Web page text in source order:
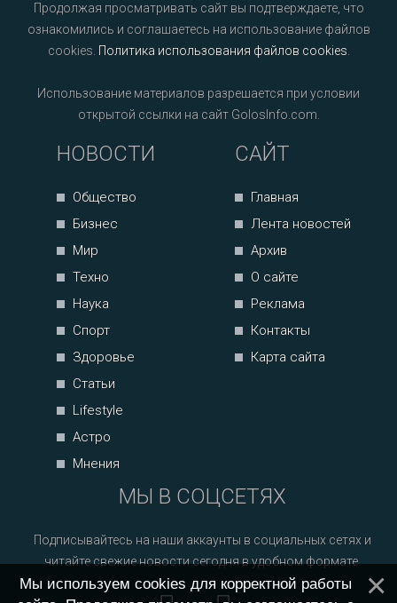
Продолжая просматривать сайт вы подтверждаете, что
ознакомились и соглашаетесь на использование файлов
cookies. Политика использования файлов cookies
Использование материалов разрешается при условии
открытой ссылки на сайт GolosInfo.com.
НОВОСТИ
Общество
Бизнес
Мир
Техно
Наука
Спорт
Здоровье
Статьи
Lifestyle
Астро
Мнения
САЙТ
Главная
Лента новостей
Архив
О сайте
Реклама
Контакты
Карта сайта
МЫ В СОЦСЕТЯХ
Подписывайтесь на наши аккаунты в социальных сетях и
читайте свежие новости сегодня в удобном формате.
Мы используем cookies для корректной работы